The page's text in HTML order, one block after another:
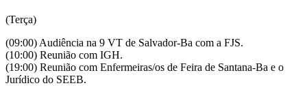
(Terça)
(09:00) Audiência na 9 VT de Salvador-Ba com a FJS.
(10:00) Reunião com IGH.
(19:00) Reunião com Enfermeiras/os de Feira de Santana-Ba e o
Jurídico do SEEB.